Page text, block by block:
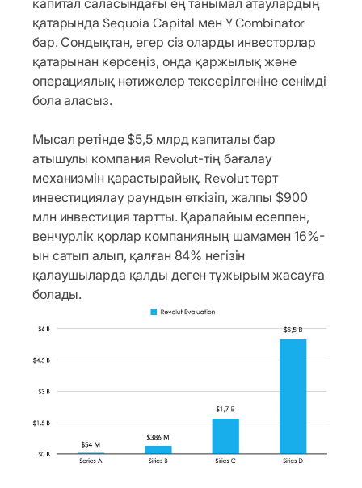
капитал саласындағы ең танымал атаулардың
қатарында Sequoia Capital мен Y Combinator
бар. Сондықтан, егер сіз оларды инвесторлар
қатарынан көрсеңіз, онда қаржылық және
операциялық нәтижелер тексерілгеніне сенімді
бола аласыз.
Мысал ретінде $5,5 млрд капиталы бар
атышулы компания Revolut-тің бағалау
механизмін қарастырайық. Revolut төрт
инвестициялау раундын өткізіп, жалпы $900
млн инвестиция тартты. Қарапайым есеппен,
венчурлік қорлар компанияның шамамен 16%-
ын сатып алып, қалған 84% негізін
қалаушыларда қалды деген тұжырым жасауға
болады.